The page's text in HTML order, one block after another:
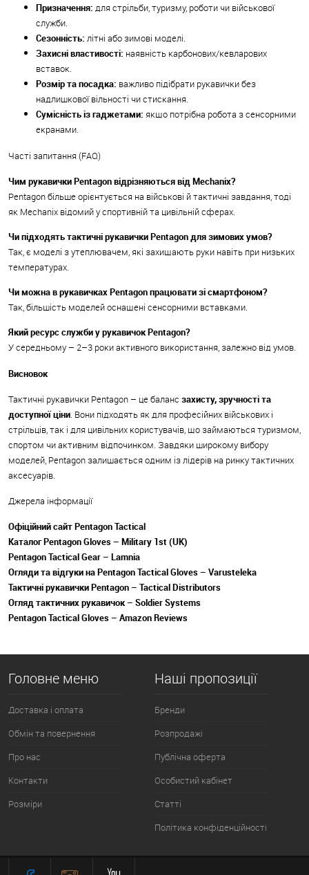
Призначення: для стрільби, туризму, роботи чи військової
служби.
Сезонність: літні або зимові моделі.
Захисні властивості: наявність карбонових/кевларових
вставок.
Розмір та посадка: важливо підібрати рукавички без
надлишкової вільності чи стискання.
Сумісність із гаджетами: якщо потрібна робота з сенсорними
екранами.
Часті запитання (FAQ)
Чим рукавички Pentagon відрізняються від Mechanix?
Pentagon більше орієнтується на військові й тактичні завдання, тоді
як Mechanix відомий у спортивній та цивільній сферах.
Чи підходять тактичні рукавички Pentagon для зимових умов?
Так, є моделі з утеплювачем, які захищають руки навіть при низьких
температурах.
Чи можна в рукавичках Pentagon працювати зі смартфоном?
Так, більшість моделей оснащені сенсорними вставками.
Який ресурс служби у рукавичок Pentagon?
У середньому – 2–3 роки активного використання, залежно від умов.
Висновок
Тактичні рукавички Pentagon – це баланс захисту, зручності та
доступної ціни . Вони підходять як для професійних військових і
стрільців, так і для цивільних користувачів, що займаються туризмом,
спортом чи активним відпочинком. Завдяки широкому вибору
моделей, Pentagon залишається одним із лідерів на ринку тактичних
аксесуарів.
Джерела інформації
Офіційний сайт Pentagon Tactical
Каталог Pentagon Gloves – Military 1st (UK)
Pentagon Tactical Gear – Lamnia
Огляди та відгуки на Pentagon Tactical Gloves – Varusteleka
Тактичні рукавички Pentagon – Tactical Distributors
Огляд тактичних рукавичок – Soldier Systems
Pentagon Tactical Gloves – Amazon Reviews
Головне меню
Доставка і оплата
Обмін та повернення
Про нас
Контакти
Розміри
Наші пропозиції
Бренди
Розпродажі
Публічна оферта
Особистий кабінет
Статті
Політика конфіденційності